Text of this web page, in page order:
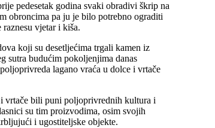
pedesetak godina svaki obradivi škrip na
obroncima pa ju je bilo potrebno ograditi
vjetar i kiša.
koji su desetljećima trgali kamen iz
sutra budućim pokoljenjima danas
lagano vraća u dolce i vrtače
vrtače bili puni poljoprivrednih kultura i
su tim proizvodima, osim svojih
i ugostiteljske objekte.